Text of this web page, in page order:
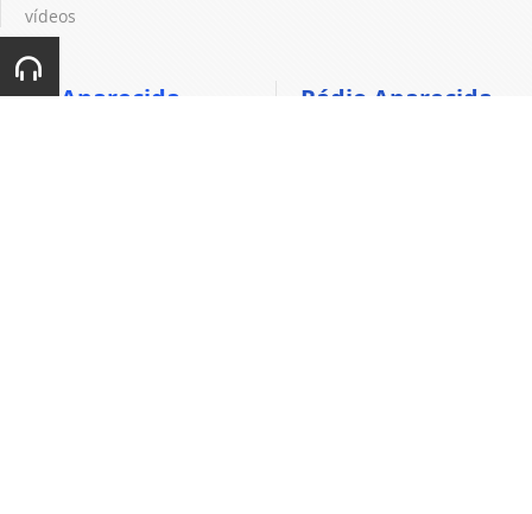
vídeos
TV Aparecida Rádio Aparecida